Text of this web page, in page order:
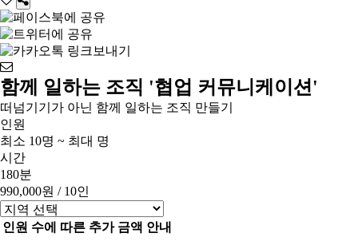
함께 일하는 조직 '협업 커뮤니케이션'
떠넘기기가 아닌 함께 일하는 조직 만들기
인원
최소 10명 ~ 최대 명
시간
180분
990,000원 / 10인
인원 수에 따른 추가 금액 안내